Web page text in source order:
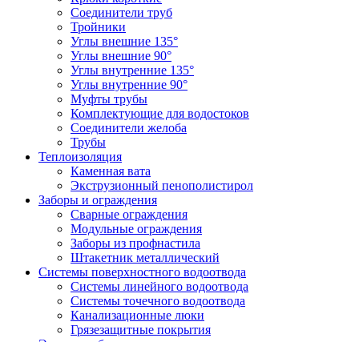
Соединители труб
Тройники
Углы внешние 135°
Углы внешние 90°
Углы внутренние 135°
Углы внутренние 90°
Муфты трубы
Комплектующие для водостоков
Соединители желоба
Трубы
Теплоизоляция
Каменная вата
Экструзионный пенополистирол
Заборы и ограждения
Сварные ограждения
Модульные ограждения
Заборы из профнастила
Штакетник металлический
Системы поверхностного водоотвода
Системы линейного водоотвода
Системы точечного водоотвода
Канализационные люки
Грязезащитные покрытия